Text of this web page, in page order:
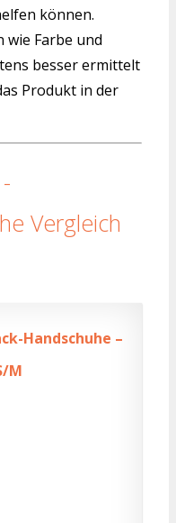
können.
wie Farbe und
besser ermittelt
Produkt in der
Vergleich
Handschuhe –
M